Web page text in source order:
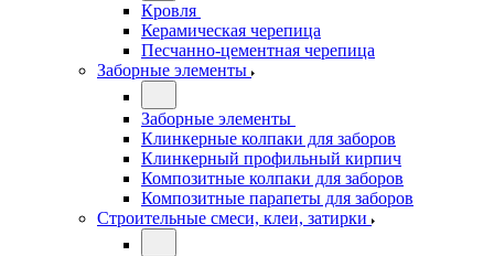
Кровля
Керамическая черепица
Песчанно-цементная черепица
Заборные элементы
Заборные элементы
Клинкерные колпаки для заборов
Клинкерный профильный кирпич
Композитные колпаки для заборов
Композитные парапеты для заборов
Строительные смеси, клеи, затирки